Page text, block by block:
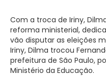
Com a troca de Iriny,
reforma ministerial,
vão disputar as eleições
Iriny, Dilma trocou
prefeitura de São Paulo,
Ministério da Educação.